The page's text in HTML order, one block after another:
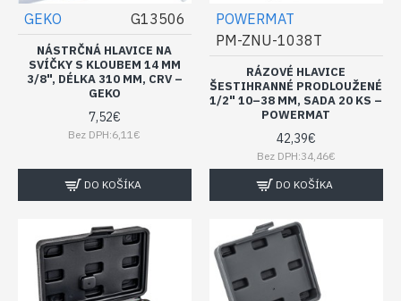
GEKO G13506
NÁSTRČNÁ HLAVICE NA
SVÍČKY S KLOUBEM 14 MM
3/8", DÉLKA 310 MM, CRV –
GEKO
7,52€
Bez DPH:6,11€
DO KOŠÍKA
POWERMAT
PM-ZNU-1038T
RÁZOVÉ HLAVICE
ŠESTIHRANNÉ PRODLOUŽENÉ
1/2" 10–38 MM, SADA 20 KS –
POWERMAT
42,39€
Bez DPH:34,46€
DO KOŠÍKA